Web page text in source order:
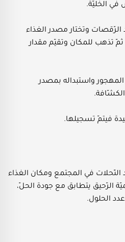
في الخليّة.
وتختار مصدر الغذاء
ثمّ تذهب للمكان وتقيّم مقدار
واستبداله بمصدر
فيتمّ تسجيلها.
النّحلات في المجتمع ومكان الغذاء
الرّحيق يتطابق مع جودة الحلّ،
الحلول.